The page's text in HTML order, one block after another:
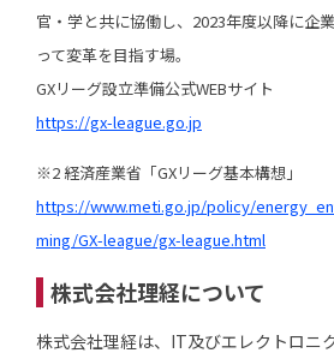
官・学と共に協働し、2023年度以降に企
って変革を目指す場。
GXリーグ設立準備公式WEBサイト
https://gx-league.go.jp
※2 経済産業省「GXリーグ基本構想」
https://www.meti.go.jp/policy/
ming/GX-league/gx-league.html
株式会社理経について
株式会社理経は、IT及びエレクトロニ